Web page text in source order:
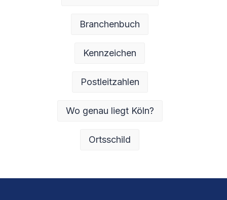
Branchenbuch
Kennzeichen
Postleitzahlen
Wo genau liegt Köln?
Ortsschild